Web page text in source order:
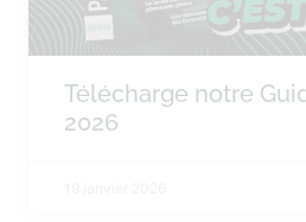
Télécharge notre
2026